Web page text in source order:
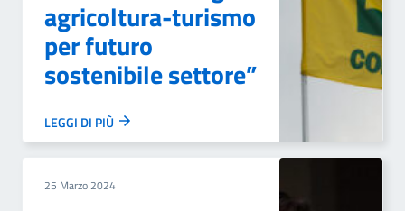
agricoltura-turismo
per futuro
sostenibile settore”
LEGGI DI PIÙ
25 Marzo 2024